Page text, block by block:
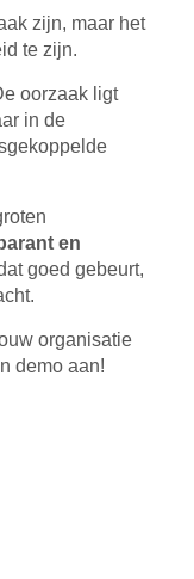
zijn, maar het
te zijn.
oorzaak ligt
in de
en
goed gebeurt,
organisatie
demo aan!